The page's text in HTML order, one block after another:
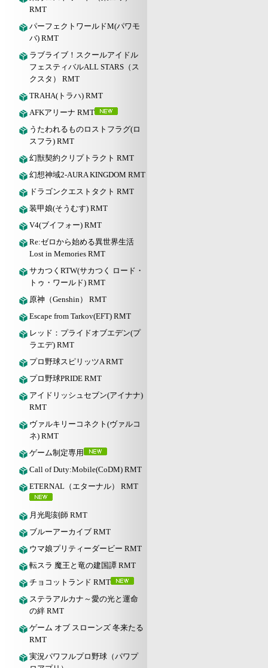
RMT
パーフェクトワールドM(パワモ
バ) RMT
ラブライブ！スクールアイドル
フェスティバルALL STARS（ス
クスタ） RMT
TRAHA(トラハ) RMT
AFKアリーナ RMT
うたわれるものロストフラグ(ロ
スフラ) RMT
幻獣契約クリプトラクト RMT
幻想神域2-AURA KINGDOM RMT
ドラゴンクエストタクト RMT
装甲娘(そうむす) RMT
V4(ブイフォー) RMT
Re:ゼロから始める異世界生活
Lost in Memories RMT
サカつくRTW(サカつく ロード・
トゥ・ワールド) RMT
原神（Genshin） RMT
Escape from Tarkov(EFT) RMT
レッド：プライドオブエデン(プ
ラエデ) RMT
プロ野球スピリッツA RMT
プロ野球PRIDE RMT
アイドリッシュセブン(アイナナ)
RMT
ヴァルキリーコネクト(ヴァルコ
ネ) RMT
ゲーム制定専用
Call of Duty:Mobile(CoDM) RMT
ETERNAL（エターナル） RMT
月光彫刻師 RMT
ブルーアーカイブ RMT
ウマ娘プリティーダービー RMT
転スラ 魔王と竜の建国譚 RMT
チョコットランド RMT
ステラアルカナ～愛の光と運命
の絆 RMT
ゲーム オブ スローンズ 冬来たる
RMT
実況パワフルプロ野球（パワプ